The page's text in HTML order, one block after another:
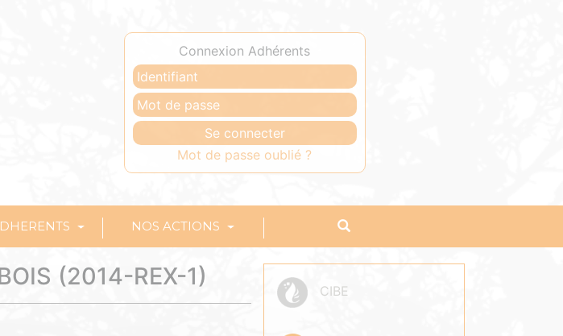
Connexion Adhérents
Mot de passe oublié ?
NOS ACTIONS
(2014-REX-1)
CIBE